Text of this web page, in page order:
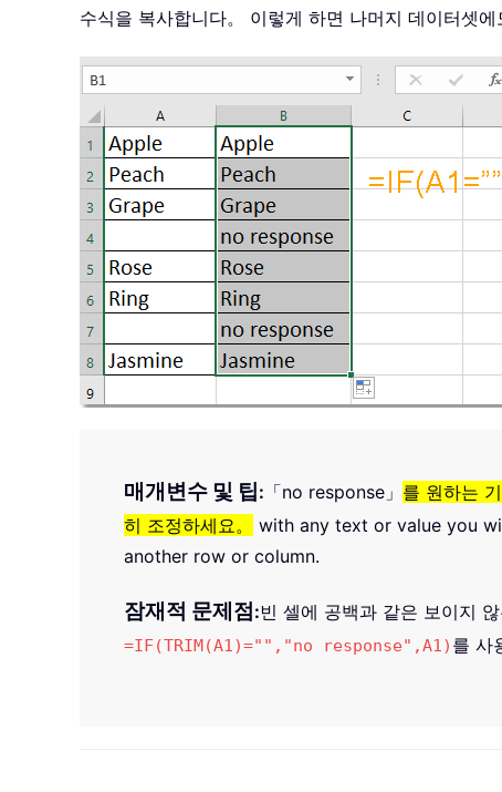
수식을 복사합니다。 이렇게 하면 나머지 데이터셋에
매개변수 및 팁: 「no response」 를 원하는
히 조정하세요。
with any text or value you
another row or column.
잠재적 문제점 :빈 셀에 공백과 같은 보이지
=IF(TRIM(A1)="","no response",A1) 를 사